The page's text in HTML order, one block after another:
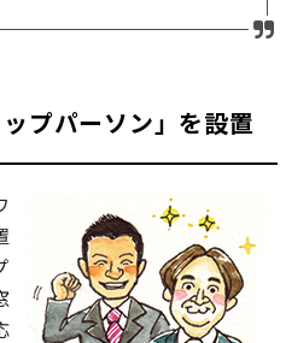
プパーソン」を設置